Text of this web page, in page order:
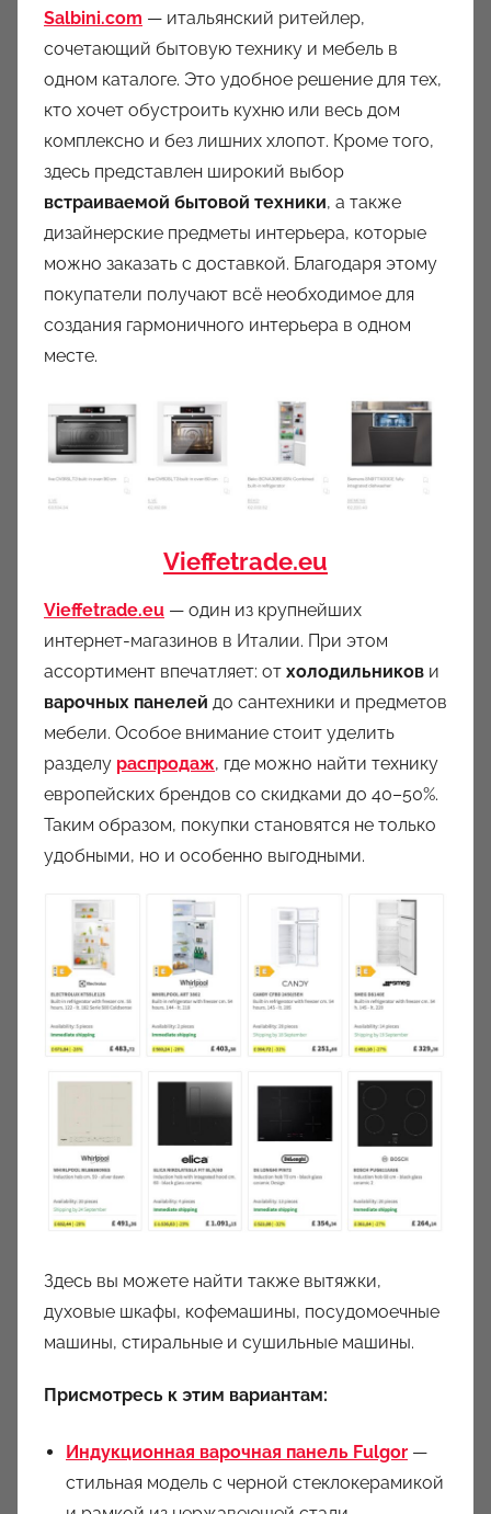
Salbini.com — итальянский ритейлер,
сочетающий бытовую технику и мебель в
одном каталоге. Это удобное решение для тех,
кто хочет обустроить кухню или весь дом
комплексно и без лишних хлопот. Кроме того,
здесь представлен широкий выбор
встраиваемой бытовой техники, а также
дизайнерские предметы интерьера, которые
можно заказать с доставкой. Благодаря этому
покупатели получают всё необходимое для
создания гармоничного интерьера в одном
месте.
Vieffetrade.eu
Vieffetrade.eu — один из крупнейших
интернет-магазинов в Италии. При этом
ассортимент впечатляет: от холодильников и
варочных панелей до сантехники и предметов
мебели. Особое внимание стоит уделить
разделу распродаж, где можно найти технику
европейских брендов со скидками до 40–50%.
Таким образом, покупки становятся не только
удобными, но и особенно выгодными.
Здесь вы можете найти также вытяжки,
духовые шкафы, кофемашины, посудомоечные
машины, стиральные и сушильные машины.
Присмотресь к этим вариантам:
Индукционная варочная панель Fulgor —
стильная модель с черной стеклокерамикой